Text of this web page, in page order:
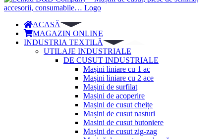
ACASĂ
MAGAZIN ONLINE
INDUSTRIA TEXTILĂ
UTILAJE INDUSTRIALE
DE CUSUT INDUSTRIALE
Mașini liniare cu 1 ac
Mașini liniare cu 2 ace
Mașini de surfilat
Mașini de acoperire
Mașini de cusut cheițe
Mașini de cusut nasturi
Masini de cusut butoniere
Mașini de cusut zig-zag